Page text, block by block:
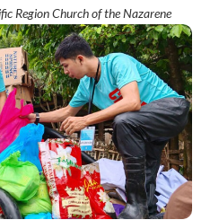
Region Church of the Nazarene